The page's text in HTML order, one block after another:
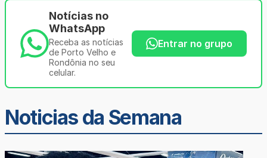
Notícias no
WhatsApp
Receba as notícias
de Porto Velho e
Rondônia no seu
celular.
Entrar no grupo
Noticias da Semana